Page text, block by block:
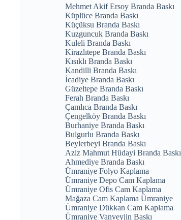
Mehmet Akif Ersoy Branda Baskı
Küplüce Branda Baskı
Küçüksu Branda Baskı
Kuzguncuk Branda Baskı
Kuleli Branda Baskı
Kirazlıtepe Branda Baskı
Kısıklı Branda Baskı
Kandilli Branda Baskı
İcadiye Branda Baskı
Güzeltepe Branda Baskı
Ferah Branda Baskı
Çamlıca Branda Baskı
Çengelköy Branda Baskı
Burhaniye Branda Baskı
Bulgurlu Branda Baskı
Beylerbeyi Branda Baskı
Aziz Mahmut Hüdayi Branda Baskı
Ahmediye Branda Baskı
Ümraniye Folyo Kaplama
Ümraniye Depo Cam Kaplama
Ümraniye Ofis Cam Kaplama
Mağaza Cam Kaplama Ümraniye
Ümraniye Dükkan Cam Kaplama
Ümraniye Vanveyjin Baskı